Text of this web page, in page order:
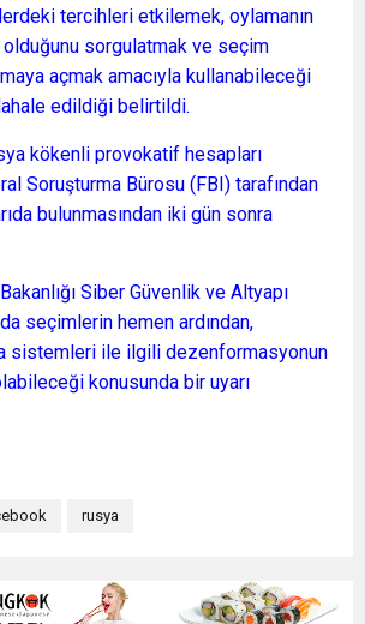
tercihleri etkilemek, oylamanın
olduğunu sorgulatmak ve seçim
açmak amacıyla kullanabileceği
edildiği belirtildi.
kökenli provokatif hesapları
Soruşturma Bürosu (FBI) tarafından
bulunmasından iki gün sonra
Siber Güvenlik ve Altyapı
seçimlerin hemen ardından,
sistemleri ile ilgili dezenformasyonun
konusunda bir uyarı
rusya